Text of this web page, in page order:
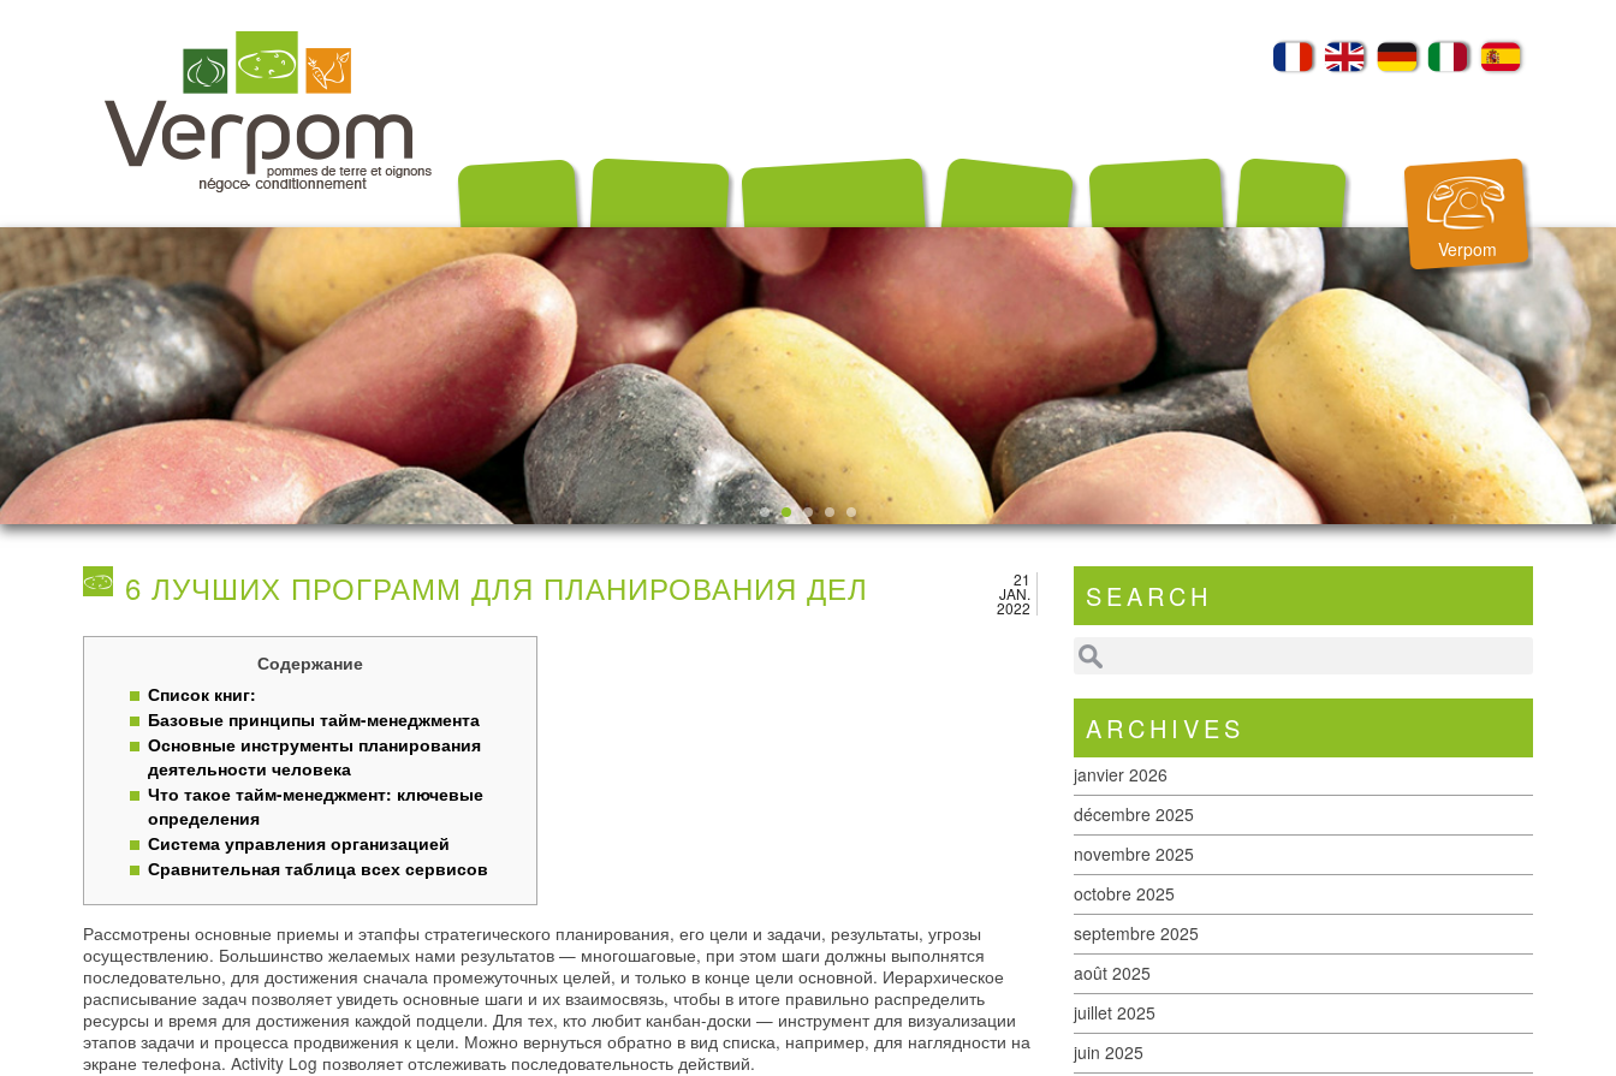
Verpom
Nos variétésConditionnements Exportation Producteurs Recettes Contact
21
JAN.
2022
6 ЛУЧШИХ ПРОГРАММ ДЛЯ ПЛАНИРОВАНИЯ ДЕЛ
Содержание
Список книг:
Базовые принципы тайм-менеджмента
Основные инструменты планирования
деятельности человека
Что такое тайм-менеджмент: ключевые
определения
Система управления организацией
Сравнительная таблица всех сервисов
Рассмотрены основные приемы и этапфы стратегического планирования, его цели и задачи, результаты, угрозы
осуществлению. Большинство желаемых нами результатов — многошаговые, при этом шаги должны выполнятся
последовательно, для достижения сначала промежуточных целей, и только в конце цели основной. Иерархическое
расписывание задач позволяет увидеть основные шаги и их взаимосвязь, чтобы в итоге правильно распределить
ресурсы и время для достижения каждой подцели. Для тех, кто любит канбан-доски — инструмент для визуализации
этапов задачи и процесса продвижения к цели. Можно вернуться обратно в вид списка, например, для наглядности на
экране телефона. Activity Log позволяет отслеживать последовательность действий.
SEARCH
ARCHIVES
janvier 2026
décembre 2025
novembre 2025
octobre 2025
septembre 2025
août 2025
juillet 2025
juin 2025